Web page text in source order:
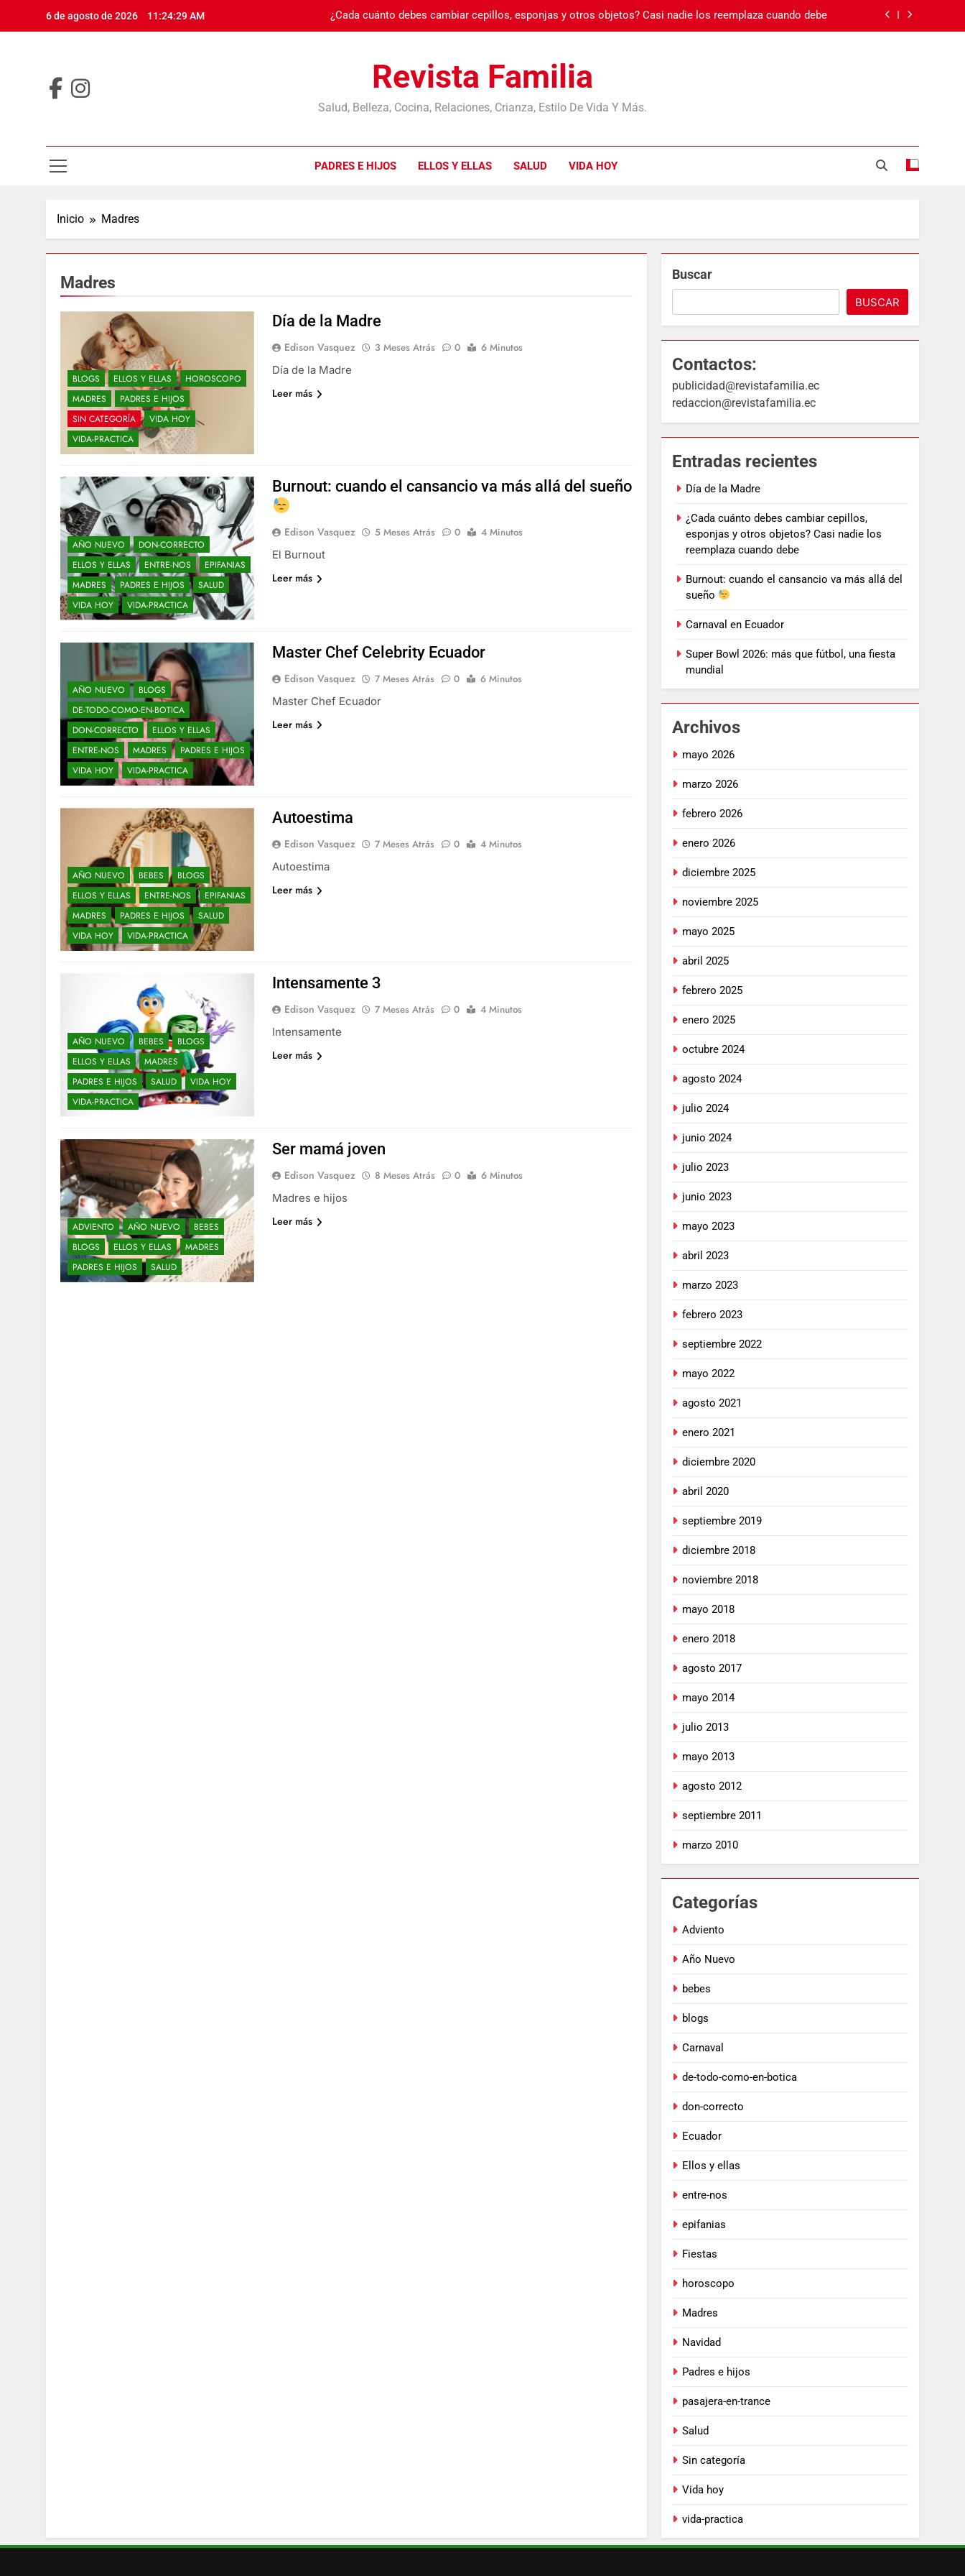
6 de agosto de 2026 11:24:29 AM ¿Cada cuánto debes cambiar cepillos, esponjas y otros objetos? Casi nadie los reemplaza cuando debe
Revista Familia
Salud, Belleza, Cocina, Relaciones, Crianza, Estilo De Vida Y Más.
PADRES E HIJOS ELLOS Y ELLAS SALUD VIDA HOY
Inicio Madres
Madres
BLOGS ELLOS Y ELLAS
HOROSCOPO
MADRES
PADRES E HIJOS
SIN CATEGORÍA
VIDA HOY
VIDA-PRACTICA
Día de la Madre
Edison Vasquez 3 Meses Atrás 0
6 Minutos
Día de la Madre
Leer más
AÑO NUEVO
DON-CORRECTO
ELLOS Y ELLAS
ENTRE-NOS
EPIFANIAS
MADRES
PADRES E HIJOS
SALUD
VIDA HOY
VIDA-PRACTICA
Burnout: cuando el cansancio va más allá del sueño
Edison Vasquez 5 Meses Atrás 0
4 Minutos
El Burnout
Leer más
AÑO NUEVO
BLOGS
DE-TODO-COMO-EN-BOTICA
DON-CORRECTO
ELLOS Y ELLAS
ENTRE-NOS
MADRES
PADRES E HIJOS
VIDA HOY
VIDA-PRACTICA
Master Chef Celebrity Ecuador
Edison Vasquez 7 Meses Atrás 0
6 Minutos
Master Chef Ecuador
Leer más
AÑO NUEVO BEBES
BLOGS
ELLOS Y ELLAS
ENTRE-NOS
EPIFANIAS
MADRES
PADRES E HIJOS
SALUD
VIDA HOY
VIDA-PRACTICA
Autoestima
Edison Vasquez 7 Meses Atrás 0
4 Minutos
Autoestima
Leer más
AÑO NUEVO BEBES
BLOGS
ELLOS Y ELLAS
MADRES
PADRES E HIJOS
SALUD
VIDA HOY
VIDA-PRACTICA
Intensamente 3
Edison Vasquez 7 Meses Atrás 0
4 Minutos
Intensamente
Leer más
ADVIENTO AÑO NUEVO
BEBES
BLOGS
ELLOS Y ELLAS
MADRES
PADRES E HIJOS
SALUD
Ser mamá joven
Edison Vasquez 8 Meses Atrás 0
6 Minutos
Madres e hijos
Leer más
Buscar
BUSCAR
Contactos:
publicidad@revistafamilia.ec
redaccion@revistafamilia.ec
Entradas recientes
Día de la Madre
¿Cada cuánto debes cambiar cepillos,
esponjas y otros objetos? Casi nadie los
reemplaza cuando debe
Burnout: cuando el cansancio va más allá del
sueño
Carnaval en Ecuador
Super Bowl 2026: más que fútbol, una fiesta
mundial
Archivos
mayo 2026
marzo 2026
febrero 2026
enero 2026
diciembre 2025
noviembre 2025
mayo 2025
abril 2025
febrero 2025
enero 2025
octubre 2024
agosto 2024
julio 2024
junio 2024
julio 2023
junio 2023
mayo 2023
abril 2023
marzo 2023
febrero 2023
septiembre 2022
mayo 2022
agosto 2021
enero 2021
diciembre 2020
abril 2020
septiembre 2019
diciembre 2018
noviembre 2018
mayo 2018
enero 2018
agosto 2017
mayo 2014
julio 2013
mayo 2013
agosto 2012
septiembre 2011
marzo 2010
Categorías
Adviento
Año Nuevo
bebes
blogs
Carnaval
de-todo-como-en-botica
don-correcto
Ecuador
Ellos y ellas
entre-nos
epifanias
Fiestas
horoscopo
Madres
Navidad
Padres e hijos
pasajera-en-trance
Salud
Sin categoría
Vida hoy
vida-practica